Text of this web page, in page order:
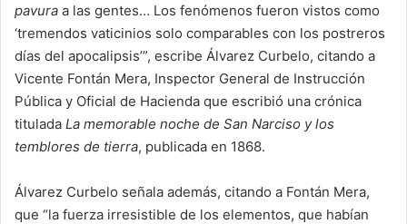
pavura a las gentes… Los fenómenos fueron vistos como
‘tremendos vaticinios solo comparables con los postreros
días del apocalipsis’”, escribe Álvarez Curbelo, citando a
Vicente Fontán Mera, Inspector General de Instrucción
Pública y Oficial de Hacienda que escribió una crónica
titulada La memorable noche de San Narciso y los
temblores de tierra, publicada en 1868.
Álvarez Curbelo señala además, citando a Fontán Mera,
que “la fuerza irresistible de los elementos, que habían